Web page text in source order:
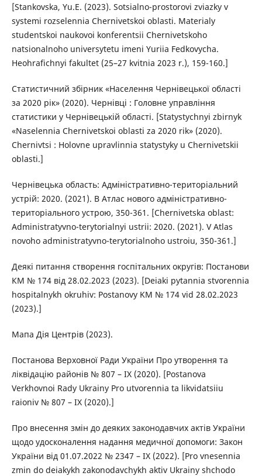
[Stankovska, Yu.E. (2023). Sotsialno-prostorovi zviazky v
systemi rozselennia Chernivetskoi oblasti. Materialy
studentskoi naukovoi konferentsii Chernivetskoho
natsionalnoho universytetu imeni Yuriia Fedkovycha.
Heohrafichnyi fakultet (25–27 kvitnia 2023 r.), 159-160.]
Статистичний збірник «Населення Чернівецької області
за 2020 рік» (2020). Чернівці : Головне управління
статистики у Чернівецькій області. [Statystychnyi zbirnyk
«Naselennia Chernivetskoi oblasti za 2020 rik» (2020).
Chernivtsi : Holovne upravlinnia statystyky u Chernivetskii
oblasti.]
Чернівецька область: Адміністративно-територіальний
устрій: 2020. (2021). В Атлас нового адміністративно-
територіального устрою, 350-361. [Chernivetska oblast:
Administratyvno-terytorialnyi ustrii: 2020. (2021). V Atlas
novoho administratyvno-terytorialnoho ustroiu, 350-361.]
Деякі питання створення госпітальних округів: Постанови
КМ № 174 від 28.02.2023 (2023). [Deiaki pytannia stvorennia
hospitalnykh okruhiv: Postanovy KM № 174 vid 28.02.2023
(2023).]
Мапа Дія Центрів (2023).
Постанова Верховної Ради України Про утворення та
ліквідацію районів № 807 – IX (2020). [Postanova
Verkhovnoi Rady Ukrainy Pro utvorennia ta likvidatsiiu
raioniv № 807 – IX (2020).]
Про внесення змін до деяких законодавчих актів України
щодо удосконалення надання медичної допомоги: Закон
України від 01.07.2022 № 2347 – ІХ (2022). [Pro vnesennia
zmin do deiakykh zakonodavchykh aktiv Ukrainy shchodo